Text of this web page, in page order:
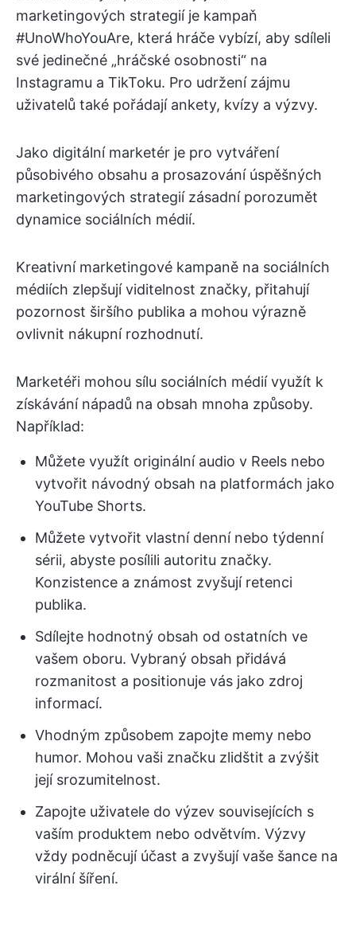
marketingových strategií je kampaň
#UnoWhoYouAre, která hráče vybízí, aby sdíleli
své jedinečné „hráčské osobnosti“ na
Instagramu a TikToku. Pro udržení zájmu
uživatelů také pořádají ankety, kvízy a výzvy.
Jako digitální marketér je pro vytváření
působivého obsahu a prosazování úspěšných
marketingových strategií zásadní porozumět
dynamice sociálních médií.
Kreativní marketingové kampaně na sociálních
médiích zlepšují viditelnost značky, přitahují
pozornost širšího publika a mohou výrazně
ovlivnit nákupní rozhodnutí.
Marketéři mohou sílu sociálních médií využít k
získávání nápadů na obsah mnoha způsoby.
Například:
Můžete využít originální audio v Reels nebo
vytvořit návodný obsah na platformách jako
YouTube Shorts.
Můžete vytvořit vlastní denní nebo týdenní
sérii, abyste posílili autoritu značky.
Konzistence a známost zvyšují retenci
publika.
Sdílejte hodnotný obsah od ostatních ve
vašem oboru. Vybraný obsah přidává
rozmanitost a positionuje vás jako zdroj
informací.
Vhodným způsobem zapojte memy nebo
humor. Mohou vaši značku zlidštit a zvýšit
její srozumitelnost.
Zapojte uživatele do výzev souvisejících s
vaším produktem nebo odvětvím. Výzvy
vždy podněcují účast a zvyšují vaše šance na
virální šíření.